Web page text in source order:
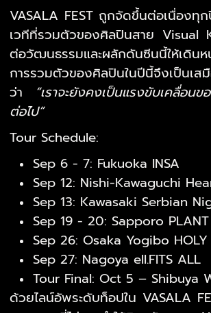
VASALA FEST ถูกจัดขึ้นต่อเนื่องทุก
เวทีที่รวมตัวของศิลปินสาย Visual
ต่อวัฒนธรรมและผลักดันซีนนี้ให้เดินห
การรวมตัวของศิลปินในปีนี้จึงเป็นเส
ว่า
“เราจะยังคงเป็นแรงขับเคลื่อ
ต่อไป”
Tour Schedule:
Sep 6 - 7: Fukuoka INSA
Sep 12: Nishi-Kawaguchi
Sep 13: Kawasaki Serbian
Sep 19 - 20: Sapporo PLANT
Sep 26: Osaka Yogibo HOLY
Sep 27: Nagoya ell.FITS ALL
Tour Final: Oct 5 – Shibuya
ด้วยไลน์อัพระดับท็อปใน VASALA